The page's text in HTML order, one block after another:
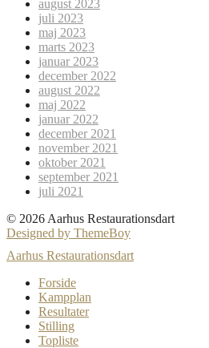
august 2023
juli 2023
maj 2023
marts 2023
januar 2023
december 2022
august 2022
maj 2022
januar 2022
december 2021
november 2021
oktober 2021
september 2021
juli 2021
© 2026 Aarhus Restaurationsdart
Designed by ThemeBoy
Aarhus Restaurationsdart
Forside
Kampplan
Resultater
Stilling
Topliste